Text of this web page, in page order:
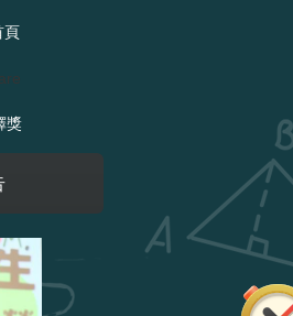
頁
獎